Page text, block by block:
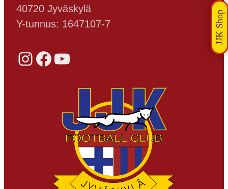
40720 Jyväskylä
Y-tunnus: 1647107-7
Instagram Facebook YouTube